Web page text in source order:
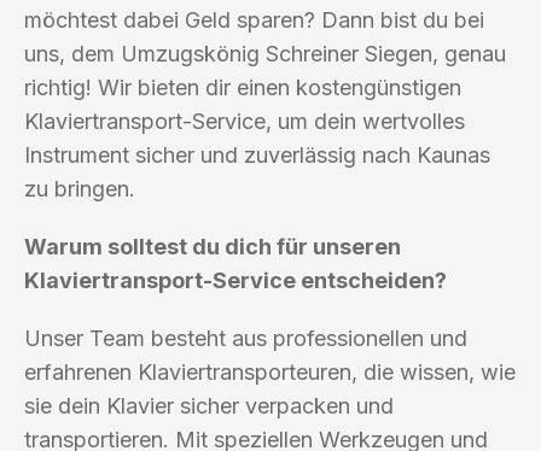
möchtest dabei Geld sparen? Dann bist du bei
uns, dem Umzugskönig Schreiner Siegen, genau
richtig! Wir bieten dir einen kostengünstigen
Klaviertransport-Service, um dein wertvolles
Instrument sicher und zuverlässig nach Kaunas
zu bringen.
Warum solltest du dich für unseren
Klaviertransport-Service entscheiden?
Unser Team besteht aus professionellen und
erfahrenen Klaviertransporteuren, die wissen, wie
sie dein Klavier sicher verpacken und
transportieren. Mit speziellen Werkzeugen und